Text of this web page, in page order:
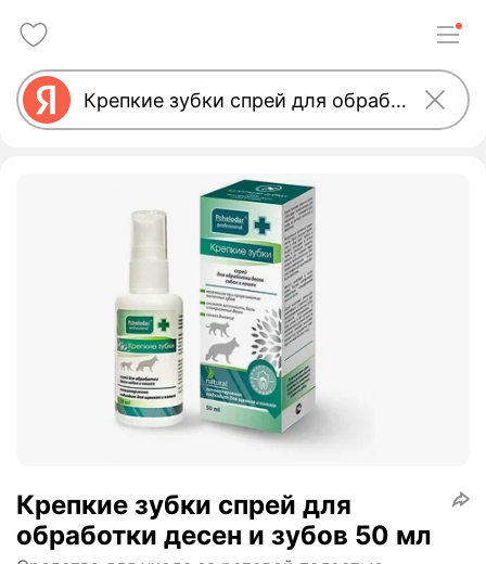
Крепкие зубки спрей для
обработки десен и зубов 50 мл